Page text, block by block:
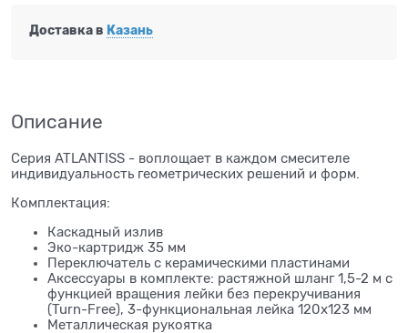
Доставка в Казань
Описание
Серия ATLANTISS - воплощает в каждом смесителе
индивидуальность геометрических решений и форм.
Комплектация:
Каскадный излив
Эко-картридж 35 мм
Переключатель с керамическими пластинами
Аксессуары в комплекте: растяжной шланг 1,5-2 м с
функцией вращения лейки без перекручивания
(Turn-Free), 3-функциональная лейка 120x123 мм
Металлическая рукоятка